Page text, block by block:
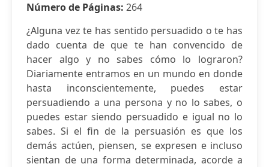
Número de Páginas: 264
¿Alguna vez te has sentido persuadido o te has
dado cuenta de que te han convencido de
hacer algo y no sabes cómo lo lograron?
Diariamente entramos en un mundo en donde
hasta inconscientemente, puedes estar
persuadiendo a una persona y no lo sabes, o
puedes estar siendo persuadido e igual no lo
sabes. Si el fin de la persuasión es que los
demás actúen, piensen, se expresen e incluso
sientan de una forma determinada, acorde a